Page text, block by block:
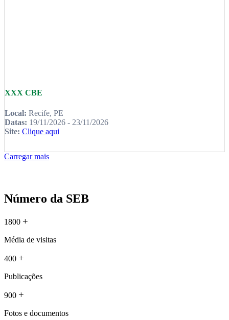
XXX CBE
Local: Recife, PE
Datas: 19/11/2026 - 23/11/2026
Site: Clique aqui
Carregar mais
Número da SEB
1800 +
Média de visitas
400 +
Publicações
900 +
Fotos e documentos